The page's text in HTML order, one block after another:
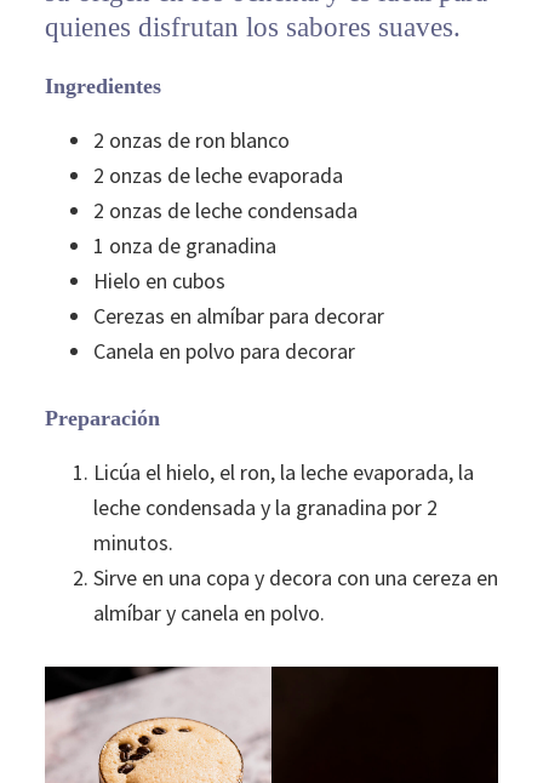
quienes disfrutan los sabores suaves.
Ingredientes
2 onzas de ron blanco
2 onzas de leche evaporada
2 onzas de leche condensada
1 onza de granadina
Hielo en cubos
Cerezas en almíbar para decorar
Canela en polvo para decorar
Preparación
Licúa el hielo, el ron, la leche evaporada, la
leche condensada y la granadina por 2
minutos.
Sirve en una copa y decora con una cereza en
almíbar y canela en polvo.